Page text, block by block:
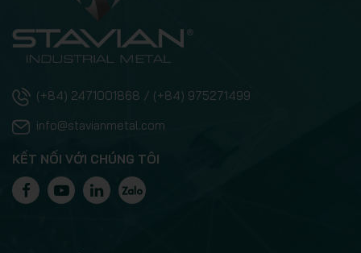
(+84) 2471001868 / (+84) 975271499
info@stavianmetal.com
KẾT NỐI VỚI CHÚNG TÔI